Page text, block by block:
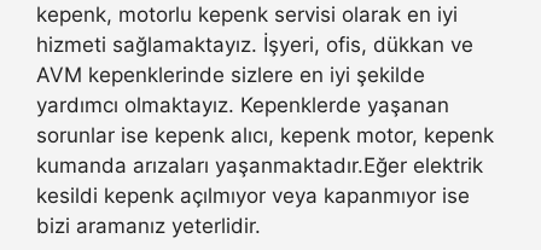
kepenk, motorlu kepenk servisi olarak en iyi
hizmeti sağlamaktayız. İşyeri, ofis, dükkan ve
AVM kepenklerinde sizlere en iyi şekilde
yardımcı olmaktayız. Kepenklerde yaşanan
sorunlar ise kepenk alıcı, kepenk motor, kepenk
kumanda arızaları yaşanmaktadır.Eğer elektrik
kesildi kepenk açılmıyor veya kapanmıyor ise
bizi aramanız yeterlidir.